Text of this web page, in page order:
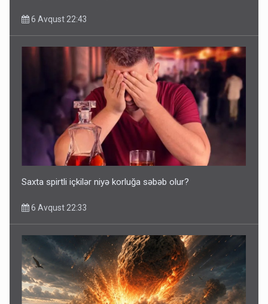
6 Avqust 22:43
Saxta spirtli içkilər niyə korluğa səbəb olur?
6 Avqust 22:33